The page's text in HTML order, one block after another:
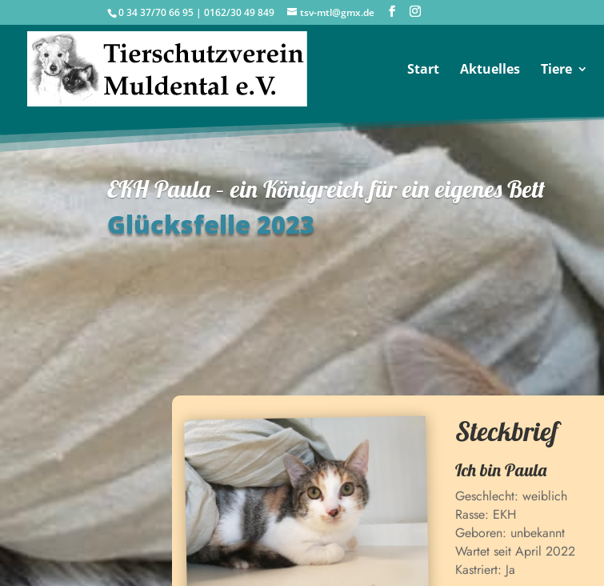
0 34 37/70 66 95 | 0162/30 49 849 tsv-mtl@gmx.de
Start Aktuelles Tiere
EKH Paula – ein Königreich für ein eigenes Bett
Glücksfelle 2023
Steckbrief
Ich binPaula
Geschlecht: weiblich
Rasse: EKH
Geboren: unbekannt
Wartet seit April 2022
Kastriert: Ja